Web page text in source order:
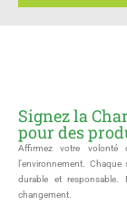
Signez la
pour des
Affirmez votre volonté
l’environnement.
durable et responsable.
changement.